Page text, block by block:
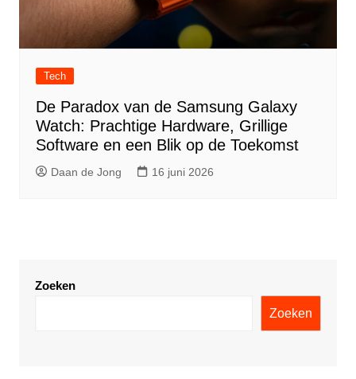
Tech
De Paradox van de Samsung Galaxy
Watch: Prachtige Hardware, Grillige
Software en een Blik op de Toekomst
Daan de Jong 16 juni 2026
Zoeken
Zoeken